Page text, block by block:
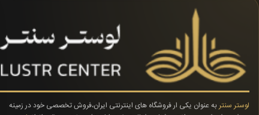
لوستر سنتربه عنوان یکی ار فروشگاه های اینترنتی ایران،فروش تخصصی خود در زمینه